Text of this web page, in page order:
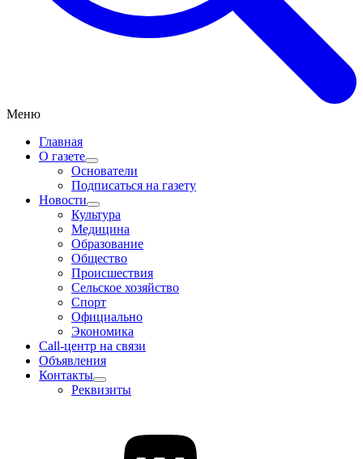
Меню
Главная
О газете
Основатели
Подписаться на газету
Новости
Культура
Медицина
Образование
Общество
Происшествия
Сельское хозяйство
Спорт
Официально
Экономика
Call-центр на связи
Объявления
Контакты
Реквизиты